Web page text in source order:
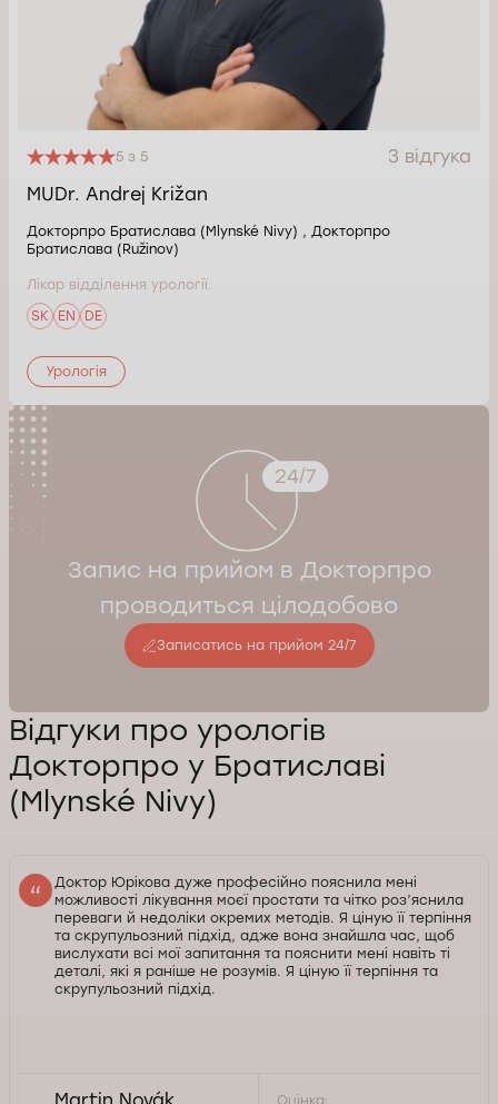
5 з 5
3 відгука
MUDr. Andrej Križan
Докторпро Братислава (Mlynské Nivy) , Докторпро
Братислава (Ružinov)
Лікар відділення урології.
SK
EN DE
Урологія
Запис на прийом в Докторпро
проводиться цілодобово
Записатись на прийом 24/7
Відгуки про урологів
Докторпро у Братиславі
(Mlynské Nivy)
Доктор Юрікова дуже професійно пояснила мені
можливості лікування моєї простати та чітко роз’яснила
переваги й недоліки окремих методів. Я ціную її терпіння
та скрупульозний підхід, адже вона знайшла час, щоб
вислухати всі мої запитання та пояснити мені навіть ті
деталі, які я раніше не розумів. Я ціную її терпіння та
скрупульозний підхід.